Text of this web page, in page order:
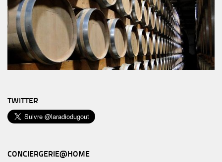
TWITTER
CONCIERGERIE@HOME